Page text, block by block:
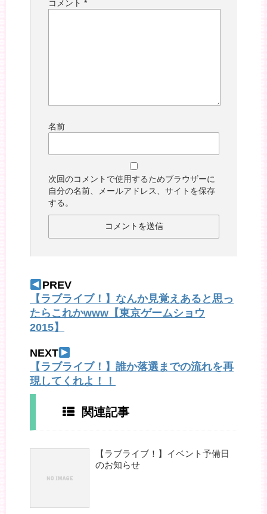
コメント *
名前
次回のコメントで使用するためブラウザーに
自分の名前、メールアドレス、サイトを保存
する。
PREV
【ラブライブ！】なんか見覚えあると思っ
たらこれかwww【東京ゲームショウ
2015】
NEXT
【ラブライブ！】誰か落選までの流れを再
現してくれよ！！
関連記事
【ラブライブ！】イベント予備日
のお知らせ